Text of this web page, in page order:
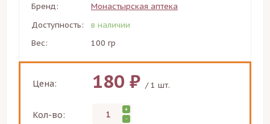
Бренд:
Монастырская аптека
Доступность:
в наличии
Вес:
100 гр
Цена: 180 ₽ / 1 шт.
Кол-во:
+
-